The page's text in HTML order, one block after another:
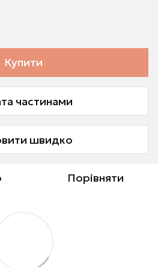
Купити
частинами
швидко
Порівняти